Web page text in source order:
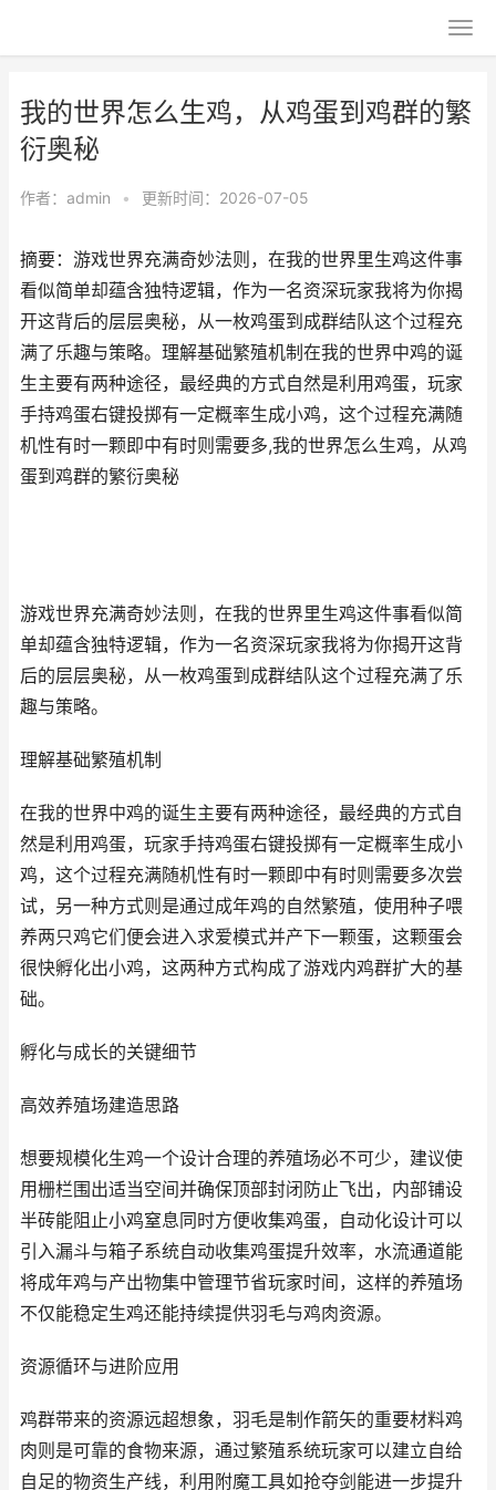
我的世界怎么生鸡，从鸡蛋到鸡群的繁
衍奥秘
作者： admin • 更新时间：2026-07-05
摘要：游戏世界充满奇妙法则，在我的世界里生鸡这件事
看似简单却蕴含独特逻辑，作为一名资深玩家我将为你揭
开这背后的层层奥秘，从一枚鸡蛋到成群结队这个过程充
满了乐趣与策略。理解基础繁殖机制在我的世界中鸡的诞
生主要有两种途径，最经典的方式自然是利用鸡蛋，玩家
手持鸡蛋右键投掷有一定概率生成小鸡，这个过程充满随
机性有时一颗即中有时则需要多,我的世界怎么生鸡，从鸡
蛋到鸡群的繁衍奥秘
游戏世界充满奇妙法则，在我的世界里生鸡这件事看似简
单却蕴含独特逻辑，作为一名资深玩家我将为你揭开这背
后的层层奥秘，从一枚鸡蛋到成群结队这个过程充满了乐
趣与策略。
理解基础繁殖机制
在我的世界中鸡的诞生主要有两种途径，最经典的方式自
然是利用鸡蛋，玩家手持鸡蛋右键投掷有一定概率生成小
鸡，这个过程充满随机性有时一颗即中有时则需要多次尝
试，另一种方式则是通过成年鸡的自然繁殖，使用种子喂
养两只鸡它们便会进入求爱模式并产下一颗蛋，这颗蛋会
很快孵化出小鸡，这两种方式构成了游戏内鸡群扩大的基
础。
孵化与成长的关键细节
高效养殖场建造思路
想要规模化生鸡一个设计合理的养殖场必不可少，建议使
用栅栏围出适当空间并确保顶部封闭防止飞出，内部铺设
半砖能阻止小鸡窒息同时方便收集鸡蛋，自动化设计可以
引入漏斗与箱子系统自动收集鸡蛋提升效率，水流通道能
将成年鸡与产出物集中管理节省玩家时间，这样的养殖场
不仅能稳定生鸡还能持续提供羽毛与鸡肉资源。
资源循环与进阶应用
鸡群带来的资源远超想象，羽毛是制作箭矢的重要材料鸡
肉则是可靠的食物来源，通过繁殖系统玩家可以建立自给
自足的物资生产线，利用附魔工具如抢夺剑能进一步提升